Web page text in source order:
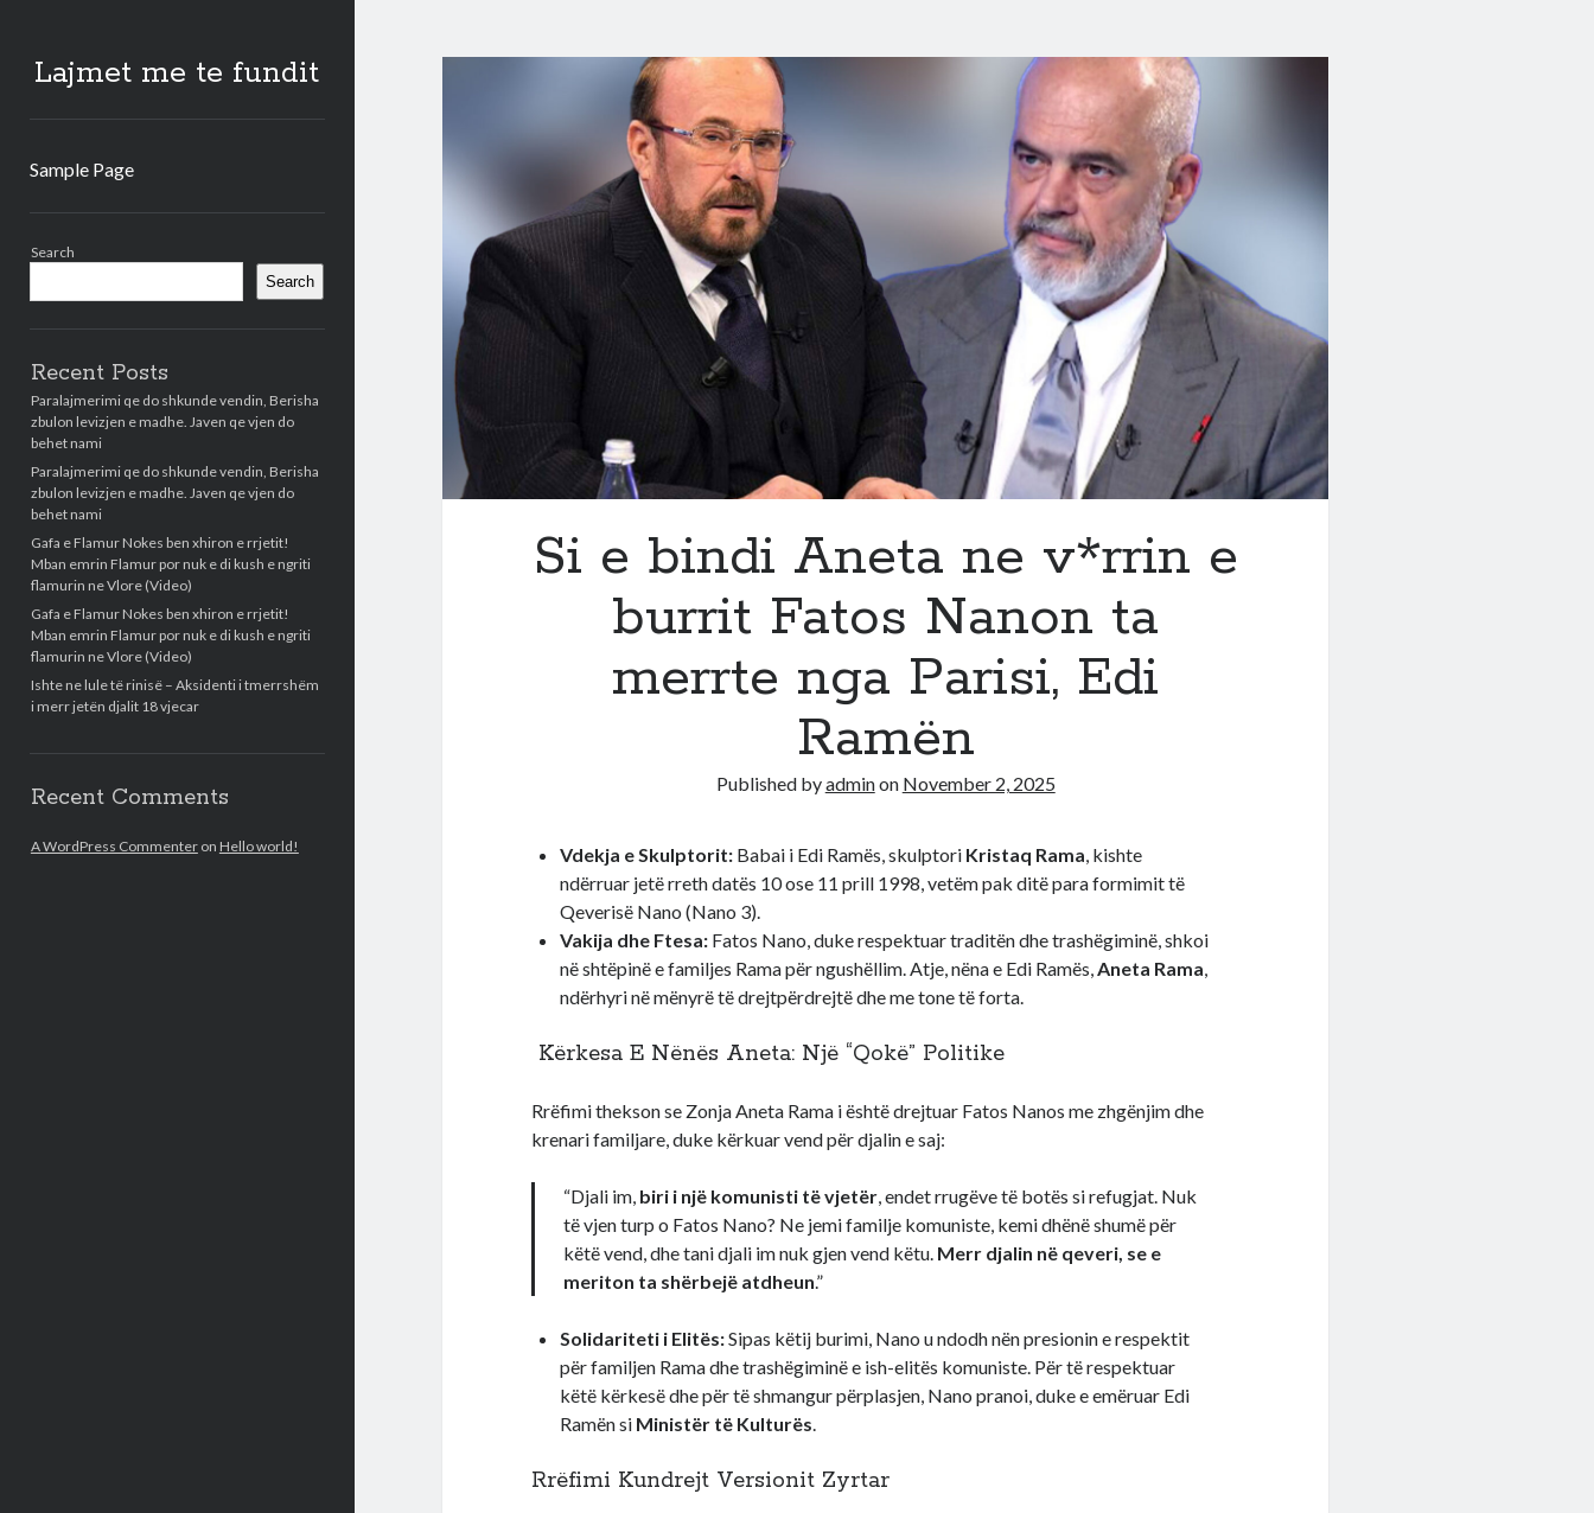
Lajmet me te fundit
Sample Page
Search
Search
Recent Posts
Paralajmerimi qe do shkunde vendin, Berisha
zbulon levizjen e madhe. Javen qe vjen do
behet nami
Paralajmerimi qe do shkunde vendin, Berisha
zbulon levizjen e madhe. Javen qe vjen do
behet nami
Gafa e Flamur Nokes ben xhiron e rrjetit!
Mban emrin Flamur por nuk e di kush e ngriti
flamurin ne Vlore (Video)
Gafa e Flamur Nokes ben xhiron e rrjetit!
Mban emrin Flamur por nuk e di kush e ngriti
flamurin ne Vlore (Video)
Ishte ne lule të rinisë – Aksidenti i tmerrshëm
i merr jetën djalit 18 vjecar
Recent Comments
A WordPress Commenteron Hello world!
Si e bindi Aneta ne v*rrin e
burrit Fatos Nanon ta
merrte nga Parisi, Edi
Ramën
Published byadminon November 2, 2025
Vdekja e Skulptorit: Babai i Edi Ramës, skulptori Kristaq Rama, kishte
ndërruar jetë rreth datës 10 ose 11 prill 1998, vetëm pak ditë para formimit të
Qeverisë Nano (Nano 3).
Vakija dhe Ftesa: Fatos Nano, duke respektuar traditën dhe trashëgiminë, shkoi
në shtëpinë e familjes Rama për ngushëllim. Atje, nëna e Edi Ramës,Aneta Rama,
ndërhyri në mënyrë të drejtpërdrejtë dhe me tone të forta.
️ Kërkesa E Nënës Aneta: Një “Qokë” Politike
Rrëfimi thekson se Zonja Aneta Rama i është drejtuar Fatos Nanos me zhgënjim dhe
krenari familjare, duke kërkuar vend për djalin e saj:
“Djali im, biri i një komunisti të vjetër, endet rrugëve të botës si refugjat. Nuk
të vjen turp o Fatos Nano? Ne jemi familje komuniste, kemi dhënë shumë për
këtë vend, dhe tani djali im nuk gjen vend këtu. Merr djalin në qeveri, se e
meriton ta shërbejë atdheun.”
Solidariteti i Elitës:Sipas këtij burimi, Nano u ndodh nën presionin e respektit
për familjen Rama dhe trashëgiminë e ish-elitës komuniste. Për të respektuar
këtë kërkesë dhe për të shmangur përplasjen, Nano pranoi, duke e emëruar Edi
Ramën si Ministër të Kulturës.
Rrëfimi Kundrejt Versionit Zyrtar